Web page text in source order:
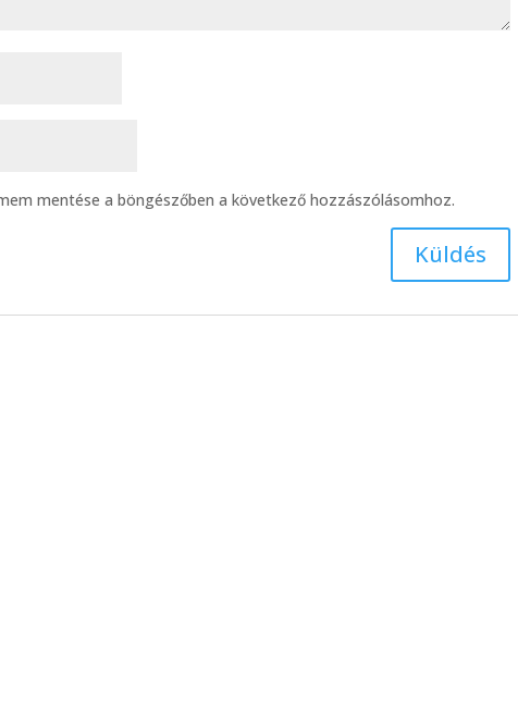
mentése a böngészőben a következő hozzászólásomhoz.